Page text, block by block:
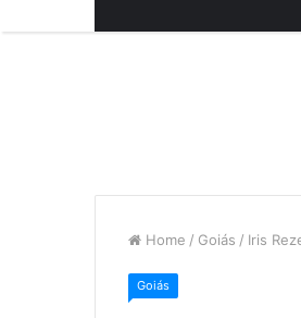
Home / Goiás / Iris
Goiás